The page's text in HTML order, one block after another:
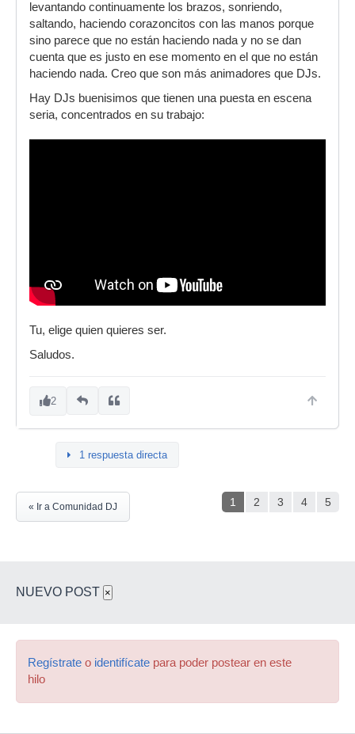
levantando continuamente los brazos, sonriendo,
saltando, haciendo corazoncitos con las manos porque
sino parece que no están haciendo nada y no se dan
cuenta que es justo en ese momento en el que no están
haciendo nada. Creo que son más animadores que DJs.
Hay DJs buenisimos que tienen una puesta en escena
seria, concentrados en su trabajo:
Tu, elige quien quieres ser.
Saludos.
2
1 respuesta directa
1 2 3 4 5
« Ir a Comunidad DJ
NUEVO POST ×
Regístrate o identifícate para poder postear en este
hilo